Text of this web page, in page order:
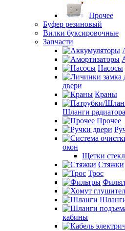
Прочее
Буфер резиновый
Вилки буксировочные
Запчасти
Насосы
двери
Краны
Шланги радиатора
Прочее
окон
Щетки
Стяжки
Трос
кабины